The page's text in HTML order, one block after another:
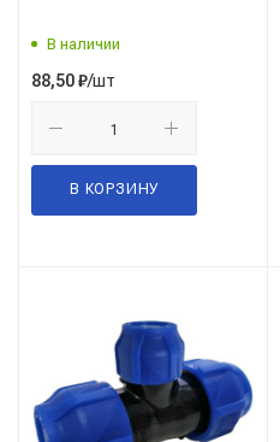
В наличии
88,50₽/шт
В КОРЗИНУ